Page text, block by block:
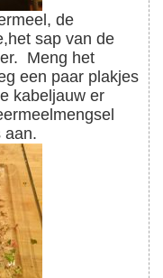
sap van de
Meng het
een paar plakjes
kabeljauw er
aan.